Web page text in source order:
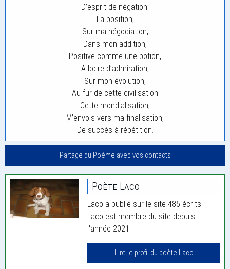
D’esprit de négation.
La position,
Sur ma négociation,
Dans mon addition,
Positive comme une potion,
A boire d’admiration,
Sur mon évolution,
Au fur de cette civilisation
Cette mondialisation,
M’envois vers ma finalisation,
De succès à répétition.
Partage du Poème avec vos contacts
Poète Laco
Laco a publié sur le site 485 écrits.
Laco est membre du site depuis
l'année 2021.
Lire le profil du poète Laco